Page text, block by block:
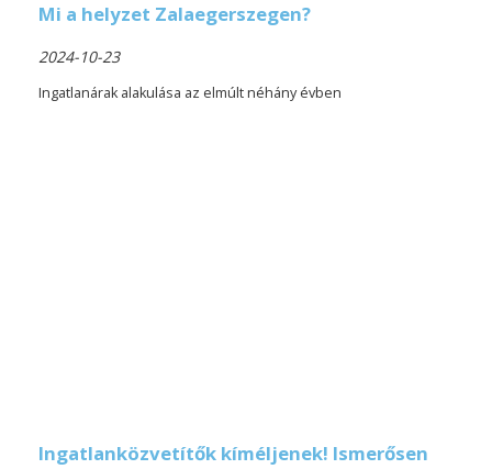
Mi a helyzet Zalaegerszegen?
2024-10-23
Ingatlanárak alakulása az elmúlt néhány évben
Ingatlanközvetítők kíméljenek! Ismerősen